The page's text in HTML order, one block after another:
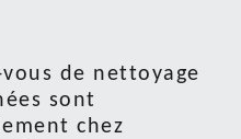
de nettoyage
sont
chez